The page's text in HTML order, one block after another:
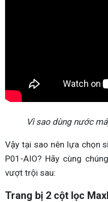
Vì sao dùng nước
Vậy tại sao nên lựa chọn
P01-AIO? Hãy cùng
vượt trội sau:
Trang bị 2 cột lọc